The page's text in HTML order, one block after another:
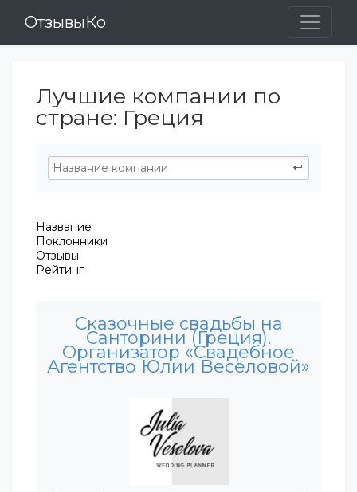
ОтзывыКо
Лучшие компании по
стране: Греция
Название
Поклонники
Отзывы
Рейтинг
Сказочные свадьбы на
Санторини (Греция).
Организатор «Свадебное
Агентство Юлии Веселовой»